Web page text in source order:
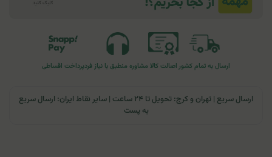
ارسال به تمام کشوراصالت کالا مشاوره منطبق با نیاز فردپرداخت اقساطی
ارسال سریع | تهران و کرج: تحویل تا ۲۴ ساعت | سایر نقاط ایران: ارسال سریع
به پست